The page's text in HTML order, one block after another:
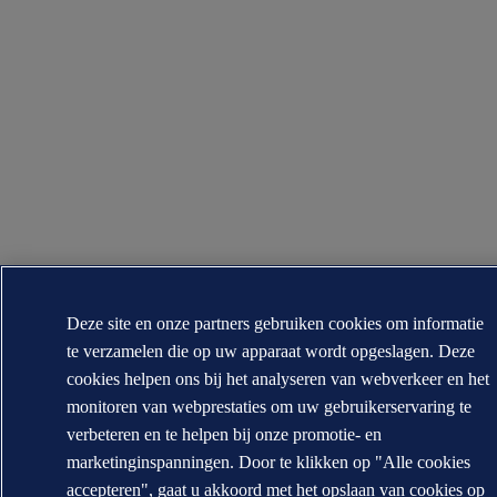
Deze site en onze partners gebruiken cookies om informatie
te verzamelen die op uw apparaat wordt opgeslagen. Deze
cookies helpen ons bij het analyseren van webverkeer en het
monitoren van webprestaties om uw gebruikerservaring te
verbeteren en te helpen bij onze promotie- en
marketinginspanningen. Door te klikken op "Alle cookies
accepteren", gaat u akkoord met het opslaan van cookies op